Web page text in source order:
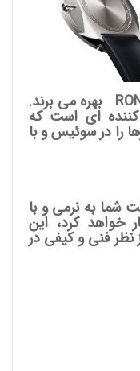
حرکتی رُندا سوئیسی RONDA SWISS بهره می برند.
کننده ای است که
را در سوئیس و با
شما به نرمی و با
خواهد کرد، این
نظر فنی و کیفی در